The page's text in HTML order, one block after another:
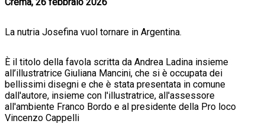
La nutria Josefina vuol tornare in Argentina.
È il titolo della favola scritta da Andrea Ladina insieme
all’illustratrice Giuliana Mancini, che si è occupata dei
bellissimi disegni e che è stata presentata in comune
dall'autore, insieme con l'illustratrice, all'assessore
all'ambiente Franco Bordo e al presidente della Pro loco
Vincenzo Cappelli